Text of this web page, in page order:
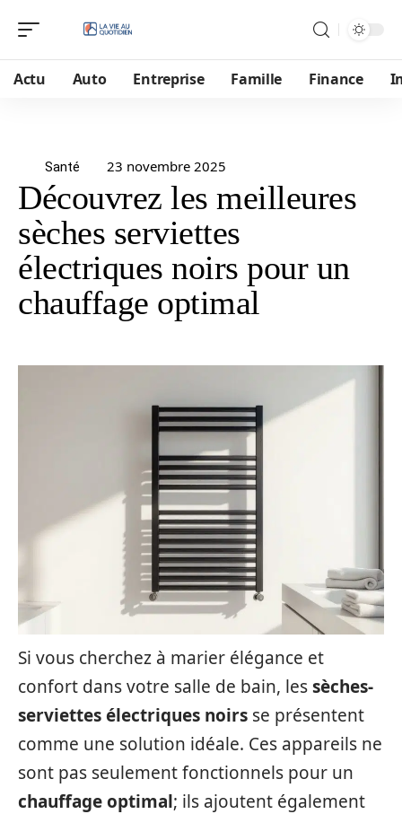
Actu Auto Entreprise Famille Finance
Santé 23 novembre 2025
Découvrez les meilleures
sèches serviettes
électriques noirs pour un
chauffage optimal
Si vous cherchez à marier élégance et
confort dans votre salle de bain, lessèches-
serviettes électriques noirs se présentent
comme une solution idéale. Ces appareils ne
sont pas seulement fonctionnels pour un
chauffage optimal; ils ajoutent également